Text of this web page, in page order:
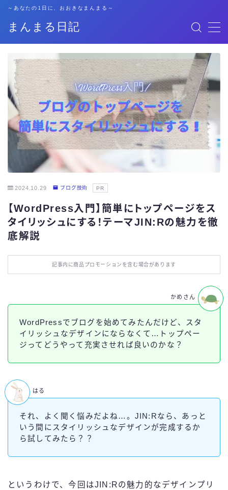
まんまる日記
～あなたの1日に、おおきなまんまる～
格安SIM
暮らし
資格勉強
キャリア
おでかけ
お役立ち情報
ふるさと納税
お問い合わせ
2024.10.29 ブログ技術 PR
【WordPress入門】簡単にトップページをス
タイリッシュにする！テーマJIN:Rの魅力を徹
底解説
記事内に商品プロモーションを含む場合があります
WordPressでブログを始めてみたんだけど、スタ
イリッシュなデザインにならなくて…トップペー
ジってどうやって充実させれば良いのかな？
かめさん
それ、よく聞く悩みだよね…。JIN:Rなら、あっと
いう間にスタイリッシュなデザインが完成するか
ら試してみたら？？
はる
というわけで、今回はJIN:Rの魅力的なデザインプリ